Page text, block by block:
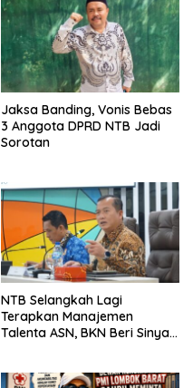
Jaksa Banding, Vonis Bebas
3 Anggota DPRD NTB Jadi
Sorotan
NTB Selangkah Lagi
Terapkan Manajemen
Talenta ASN, BKN Beri Sinyal